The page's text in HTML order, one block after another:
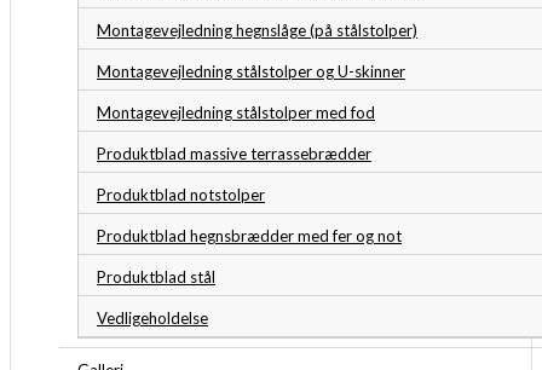
Montagevejledning hegnslåge (på stålstolper)
Montagevejledning stålstolper og U-skinner
Montagevejledning stålstolper med fod
Produktblad massive terrassebrædder
Produktblad notstolper
Produktblad hegnsbrædder med fer og not
Produktblad stål
Vedligeholdelse